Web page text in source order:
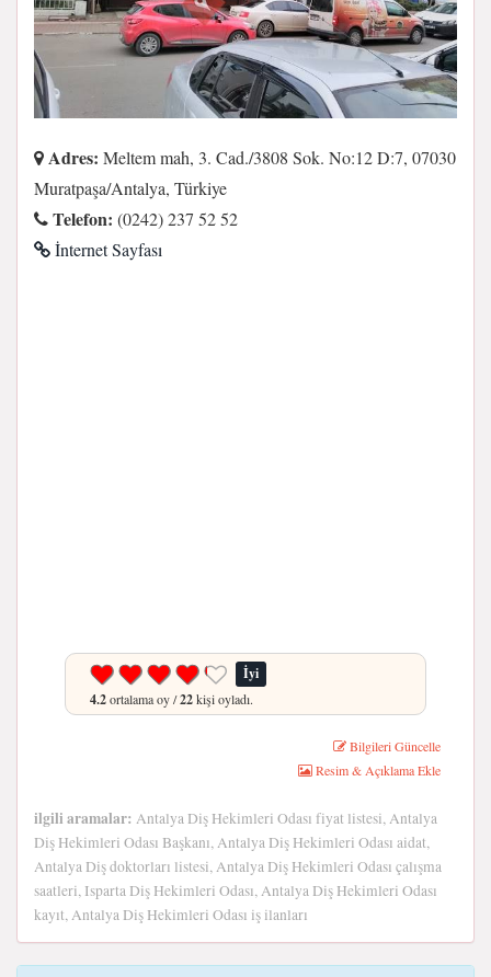
Adres: Meltem mah, 3. Cad./3808 Sok. No:12 D:7, 07030
Muratpaşa/Antalya, Türkiye
Telefon: (0242) 237 52 52
İnternet Sayfası
İyi
4.2ortalama oy /22kişi oyladı.
Bilgileri Güncelle
Resim & Açıklama Ekle
ilgili aramalar: Antalya Diş Hekimleri Odası fiyat listesi, Antalya
Diş Hekimleri Odası Başkanı, Antalya Diş Hekimleri Odası aidat,
Antalya Diş doktorları listesi, Antalya Diş Hekimleri Odası çalışma
saatleri, Isparta Diş Hekimleri Odası, Antalya Diş Hekimleri Odası
kayıt, Antalya Diş Hekimleri Odası iş ilanları